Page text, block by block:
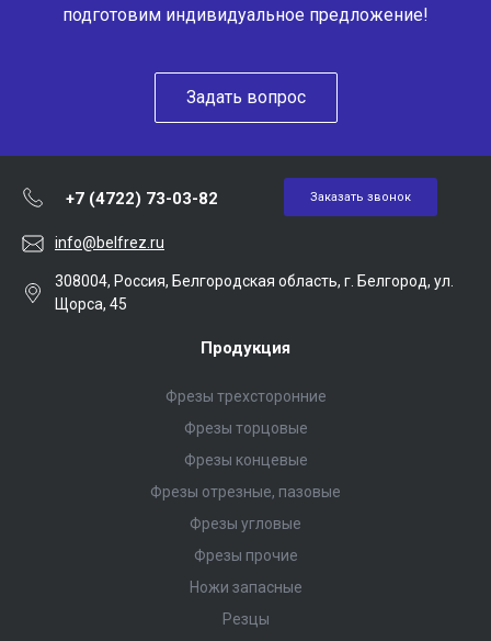
подготовим индивидуальное предложение!
Задать вопрос
+7 (4722) 73-03-82 Заказать звонок
info@belfrez.ru
308004, Россия, Белгородская область, г. Белгород, ул.
Щорса, 45
Продукция
Фрезы трехсторонние
Фрезы торцовые
Фрезы концевые
Фрезы отрезные, пазовые
Фрезы угловые
Фрезы прочие
Ножи запасные
Резцы